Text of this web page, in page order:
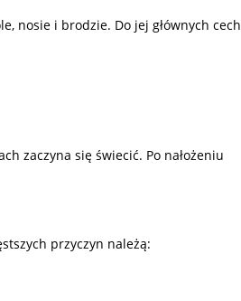
nosie i brodzie. Do jej głównych cech
zaczyna się świecić. Po nałożeniu
przyczyn należą: